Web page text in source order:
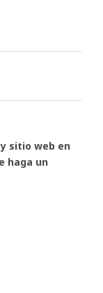
sitio web en
haga un